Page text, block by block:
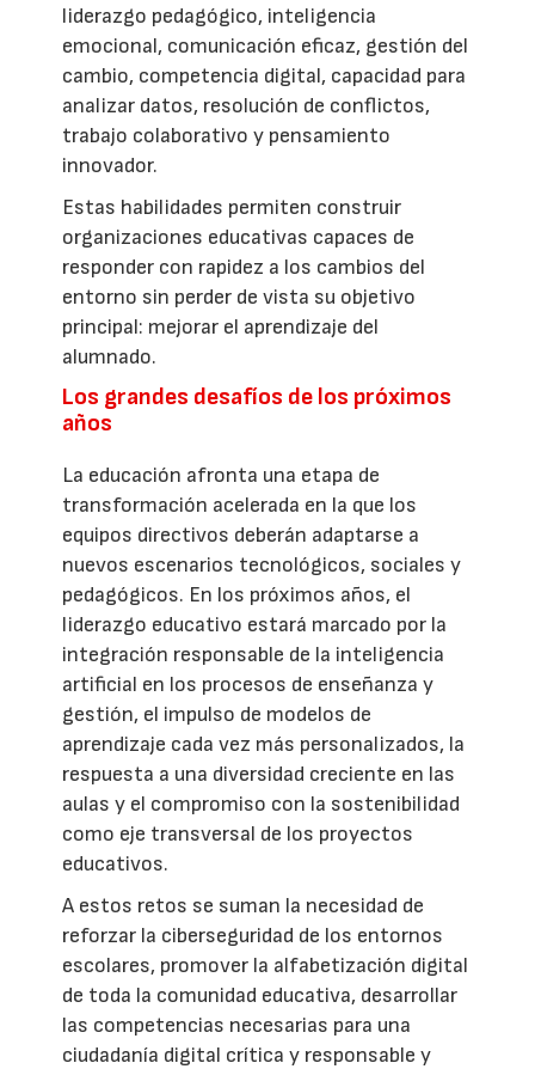
liderazgo pedagógico, inteligencia
emocional, comunicación eficaz, gestión del
cambio, competencia digital, capacidad para
analizar datos, resolución de conflictos,
trabajo colaborativo y pensamiento
innovador.
Estas habilidades permiten construir
organizaciones educativas capaces de
responder con rapidez a los cambios del
entorno sin perder de vista su objetivo
principal: mejorar el aprendizaje del
alumnado.
Los grandes desafíos de los próximos
años
La educación afronta una etapa de
transformación acelerada en la que los
equipos directivos deberán adaptarse a
nuevos escenarios tecnológicos, sociales y
pedagógicos. En los próximos años, el
liderazgo educativo estará marcado por la
integración responsable de la inteligencia
artificial en los procesos de enseñanza y
gestión, el impulso de modelos de
aprendizaje cada vez más personalizados, la
respuesta a una diversidad creciente en las
aulas y el compromiso con la sostenibilidad
como eje transversal de los proyectos
educativos.
A estos retos se suman la necesidad de
reforzar la ciberseguridad de los entornos
escolares, promover la alfabetización digital
de toda la comunidad educativa, desarrollar
las competencias necesarias para una
ciudadanía digital crítica y responsable y